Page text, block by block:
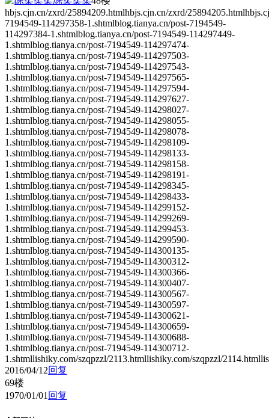
hbjs.cjn.cn/zxrd/25894209.htmlhbjs.cjn.cn/zxrd/
7194549-114297358-1.shtmlblog.tianya.cn/post-7194549-
114297384-1.shtmlblog.tianya.cn/post-7194549-114297449-
1.shtmlblog.tianya.cn/post-7194549-114297474-
1.shtmlblog.tianya.cn/post-7194549-114297503-
1.shtmlblog.tianya.cn/post-7194549-114297543-
1.shtmlblog.tianya.cn/post-7194549-114297565-
1.shtmlblog.tianya.cn/post-7194549-114297594-
1.shtmlblog.tianya.cn/post-7194549-114297627-
1.shtmlblog.tianya.cn/post-7194549-114298027-
1.shtmlblog.tianya.cn/post-7194549-114298055-
1.shtmlblog.tianya.cn/post-7194549-114298078-
1.shtmlblog.tianya.cn/post-7194549-114298109-
1.shtmlblog.tianya.cn/post-7194549-114298133-
1.shtmlblog.tianya.cn/post-7194549-114298158-
1.shtmlblog.tianya.cn/post-7194549-114298191-
1.shtmlblog.tianya.cn/post-7194549-114298345-
1.shtmlblog.tianya.cn/post-7194549-114298433-
1.shtmlblog.tianya.cn/post-7194549-114299152-
1.shtmlblog.tianya.cn/post-7194549-114299269-
1.shtmlblog.tianya.cn/post-7194549-114299453-
1.shtmlblog.tianya.cn/post-7194549-114299590-
1.shtmlblog.tianya.cn/post-7194549-114300135-
1.shtmlblog.tianya.cn/post-7194549-114300312-
1.shtmlblog.tianya.cn/post-7194549-114300366-
1.shtmlblog.tianya.cn/post-7194549-114300407-
1.shtmlblog.tianya.cn/post-7194549-114300567-
1.shtmlblog.tianya.cn/post-7194549-114300597-
1.shtmlblog.tianya.cn/post-7194549-114300621-
1.shtmlblog.tianya.cn/post-7194549-114300659-
1.shtmlblog.tianya.cn/post-7194549-114300688-
1.shtmlblog.tianya.cn/post-7194549-114300712-
1.shtmllishiky.com/szqpzzl/2113.htmllishiky.com/szqpzzl/
2016/04/12回复
69楼
1970/01/01 回复